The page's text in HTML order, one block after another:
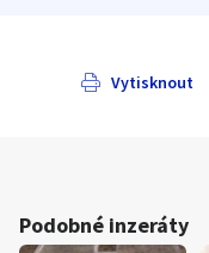
Vytisknout
Podobné inzeráty